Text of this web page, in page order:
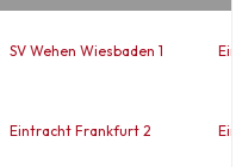
SV Wehen Wiesbaden 1
Eintracht Frankfurt 2